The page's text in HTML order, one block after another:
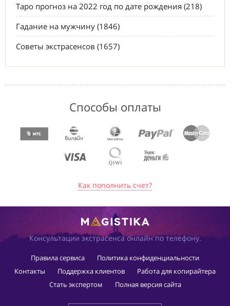
Таро прогноз на 2022 год по дате рождения (218)
Гадание на мужчину (1846)
Советы экстрасенсов (1657)
Способы оплаты
Как пополнить счет?
Консультации экстрасенса онлайн по телефону.
Правила сервиса
Политика конфиденциальности
Контакты
Поддержка клиентов
Работа для копирайтера
Стать экспертом
Полная версия сайта